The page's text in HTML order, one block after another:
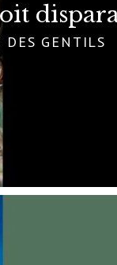
DES GENTILS